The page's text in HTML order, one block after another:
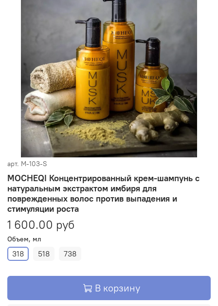
арт. M-103-S
MOCHEQI Концентрированный крем-шампунь с
натуральным экстрактом имбиря для
поврежденных волос против выпадения и
стимуляции роста
1 600.00 руб
Объем, мл
318 518 738
В корзину